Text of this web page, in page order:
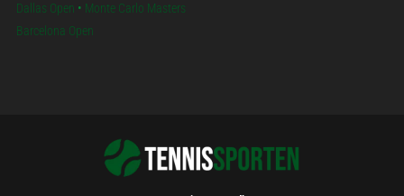
Dallas Open • Monte Carlo Masters
Barcelona Open